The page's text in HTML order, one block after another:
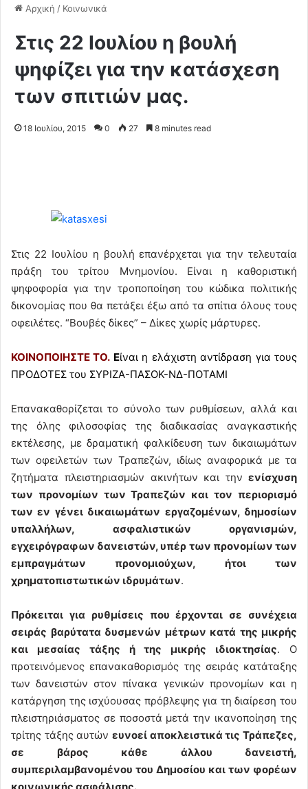
Αρχική / Κοινωνικά
Στις 22 Ιουλίου η βουλή
ψηφίζει για την κατάσχεση
των σπιτιών μας.
18 Ιουλίου, 2015 0 27 8 minutes read
Στις 22 Ιουλίου η βουλή επανέρχεται για την τελευταία
πράξη του τρίτου Μνημονίου. Είναι η καθοριστική
ψηφοφορία για την τροποποίηση του κώδικα πολιτικής
δικονομίας που θα πετάξει έξω από τα σπίτια όλους τους
οφειλέτες. “Βουβές δίκες” – Δίκες χωρίς μάρτυρες.
ΚΟΙΝΟΠΟΙΗΣΤΕ ΤΟ. Είναι η ελάχιστη αντίδραση για τους
ΠΡΟΔΟΤΕΣ του ΣΥΡΙΖΑ-ΠΑΣΟΚ-ΝΔ-ΠΟΤΑΜΙ
Επανακαθορίζεται το σύνολο των ρυθμίσεων, αλλά και
της όλης φιλοσοφίας της διαδικασίας αναγκαστικής
εκτέλεσης, με δραματική φαλκίδευση των δικαιωμάτων
των οφειλετών των Τραπεζών, ιδίως αναφορικά με τα
ζητήματα πλειστηριασμών ακινήτων και την ενίσχυση
των προνομίων των Τραπεζών και τον περιορισμό
των εν γένει δικαιωμάτων εργαζομένων, δημοσίων
υπαλλήλων, ασφαλιστικών οργανισμών,
εγχειρόγραφων δανειστών, υπέρ των προνομίων των
εμπραγμάτων προνομιούχων, ήτοι των
χρηματοπιστωτικών ιδρυμάτων.
Πρόκειται για ρυθμίσεις που έρχονται σε συνέχεια
σειράς βαρύτατα δυσμενών μέτρων κατά της μικρής
και μεσαίας τάξης ή της μικρής ιδιοκτησίας. Ο
προτεινόμενος επανακαθορισμός της σειράς κατάταξης
των δανειστών στον πίνακα γενικών προνομίων και η
κατάργηση της ισχύουσας πρόβλεψης για τη διαίρεση του
πλειστηριάσματος σε ποσοστά μετά την ικανοποίηση της
τρίτης τάξης αυτών ευνοεί αποκλειστικά τις Τράπεζες,
σε βάρος κάθε άλλου δανειστή,
συμπεριλαμβανομένου του Δημοσίου και των φορέων